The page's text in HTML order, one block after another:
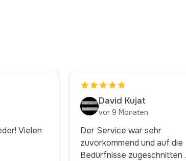
Vielen
David Kujat
vor 9 Monaten
Der Service war sehr
zuvorkommend und auf die
Bedürfnisse zugeschnitten . Es